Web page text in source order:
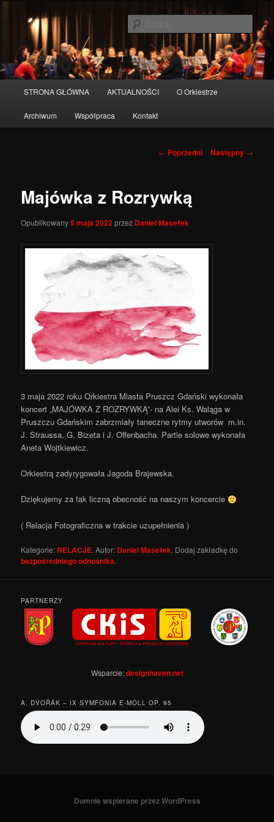
Orkiestra miasta Pruszcz Gdański
STRONA GŁÓWNA AKTUALNOŚCI O Orkiestrze
Archiwum Współpraca Kontakt
Nawigacja
← Poprzedni Następny →
Majówka z Rozrywką
Opublikowany5 maja 2022przez Daniel Masełek
3 maja 2022 roku Orkiestra Miasta Pruszcz Gdański wykonała
koncert „MAJÓWKA Z ROZRYWKĄ”- na Alei Ks. Waląga w
Pruszczu Gdańskim zabrzmiały taneczne rytmy utworów m.in.
J. Straussa, G. Bizeta i J. Offenbacha. Partie solowe wykonała
Aneta Wojtkiewicz.
Orkiestrą zadyrygowała Jagoda Brajewska.
Dziękujemy za tak liczną obecność na naszym koncercie
( Relacja Fotograficzna w trakcie uzupełnienia )
Kategorie: RELACJE. Autor: Daniel Masełek. Dodaj zakładkę do
bezpośredniego odnośnika.
PARTNERZY
Wsparcie:designhaven.net
A. DVOŘÁK – IX SYMFONIA E-MOLL OP. 95
Dumnie wspierane przez WordPress